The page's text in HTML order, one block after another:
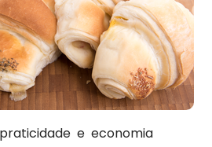
e economia